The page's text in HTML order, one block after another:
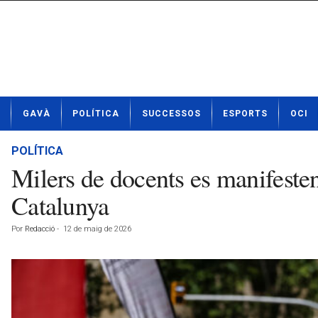
t
GAVÀ POLÍTICA SUCCESSOS ESPORTS OCI
POLÍTICA
Milers de docents es
Catalunya
Por Redacció - 12 de maig de 2026